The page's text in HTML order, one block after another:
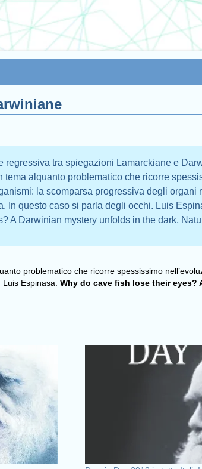
regressiva tra spiegazioni Lamarckiane e
tema alquanto problematico che ricorre
la scomparsa progressiva degli organi
In questo caso si parla degli occhi. Luis
A Darwinian mystery unfolds in the dark,
problematico che ricorre spessissimo
Espinasa. Why do cave fish lose their eyes?